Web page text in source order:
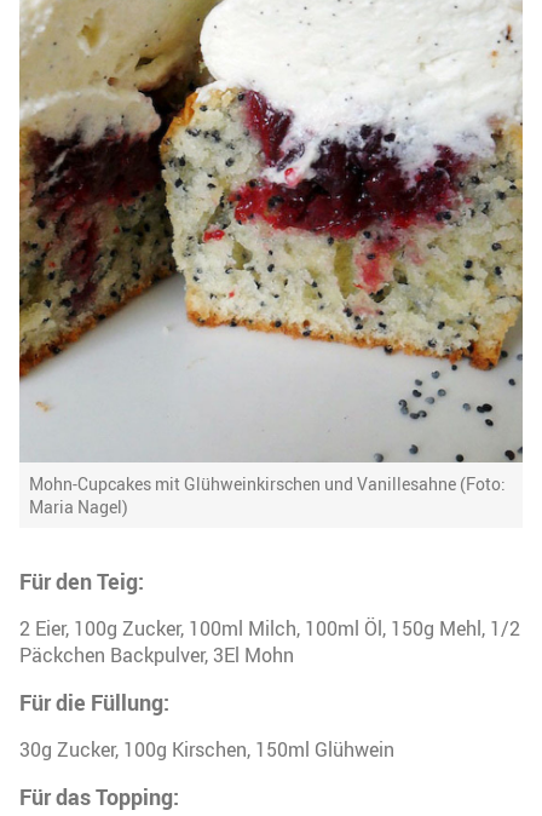
Mohn-Cupcakes mit Glühweinkirschen und Vanillesahne (Foto:
Maria Nagel)
Für den Teig:
2 Eier, 100g Zucker, 100ml Milch, 100ml Öl, 150g Mehl, 1/2
Päckchen Backpulver, 3El Mohn
Für die Füllung:
30g Zucker, 100g Kirschen, 150ml Glühwein
Für das Topping: